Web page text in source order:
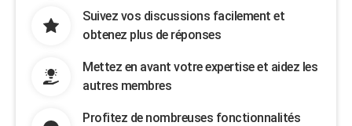
Suivez vos discussions facilement et
obtenez plus de réponses
Mettez en avant votre expertise et aidez les
autres membres
Profitez de nombreuses fonctionnalités